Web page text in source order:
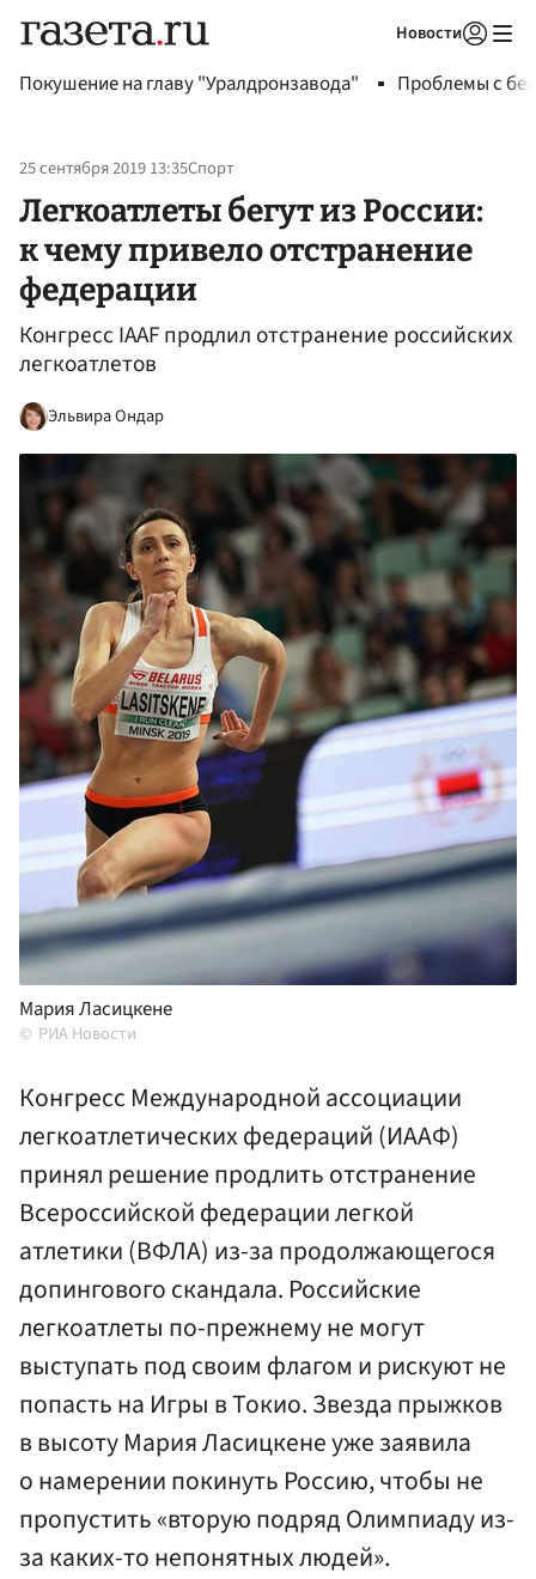
Новости
Покушение на главу "Уралдронзавода" Проблемы с
25 сентября 2019 13:35Спорт
Легкоатлеты бегут из России:
к чему привело отстранение
федерации
Конгресс IAAF продлил отстранение российских
легкоатлетов
Эльвира Ондар
Мария Ласицкене
РИА Новости
Конгресс Международной ассоциации
легкоатлетических федераций (ИААФ)
принял решение продлить отстранение
Всероссийской федерации легкой
атлетики (ВФЛА) из-за продолжающегося
допингового скандала. Российские
легкоатлеты по-прежнему не могут
выступать под своим флагом и рискуют не
попасть на Игры в Токио. Звезда прыжков
в высоту Мария Ласицкене уже заявила
о намерении покинуть Россию, чтобы не
пропустить «вторую подряд Олимпиаду из-
за каких-то непонятных людей».